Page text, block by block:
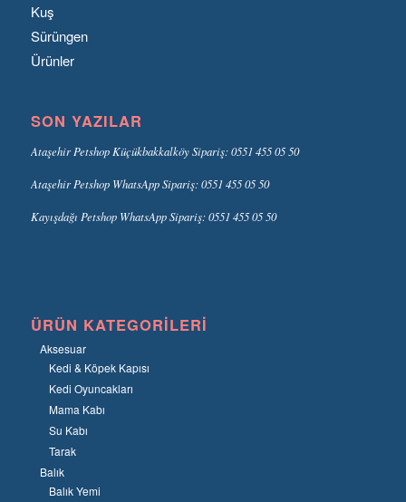
Kuş
Sürüngen
Ürünler
SON YAZILAR
Ataşehir Petshop Küçükbakkalköy Sipariş: 0551 455 05 50
Ataşehir Petshop WhatsApp Sipariş: 0551 455 05 50
Kayışdağı Petshop WhatsApp Sipariş: 0551 455 05 50
ÜRÜN KATEGORILERI
Aksesuar
Kedi & Köpek Kapısı
Kedi Oyuncakları
Mama Kabı
Su Kabı
Tarak
Balık
Balık Yemi